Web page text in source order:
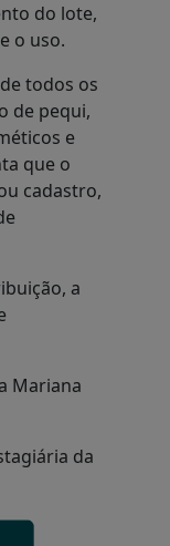
do lote,
o uso.
todos os
de pequi,
e
que o
cadastro,
a
Mariana
da